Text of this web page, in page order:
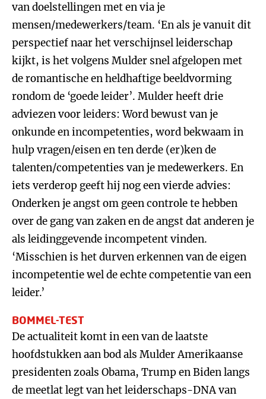
van doelstellingen met en via je
mensen/medewerkers/team. ‘En als je vanuit dit
perspectief naar het verschijnsel leiderschap
kijkt, is het volgens Mulder snel afgelopen met
de romantische en heldhaftige beeldvorming
rondom de ‘goede leider’. Mulder heeft drie
adviezen voor leiders: Word bewust van je
onkunde en incompetenties, word bekwaam in
hulp vragen/eisen en ten derde (er)ken de
talenten/competenties van je medewerkers. En
iets verderop geeft hij nog een vierde advies:
Onderken je angst om geen controle te hebben
over de gang van zaken en de angst dat anderen je
als leidinggevende incompetent vinden.
‘Misschien is het durven erkennen van de eigen
incompetentie wel de echte competentie van een
leider.’
BOMMEL-TEST
De actualiteit komt in een van de laatste
hoofdstukken aan bod als Mulder Amerikaanse
presidenten zoals Obama, Trump en Biden langs
de meetlat legt van het leiderschaps-DNA van